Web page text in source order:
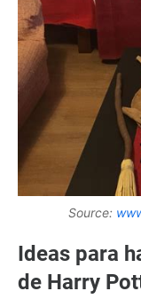
Source:
Ideas para
de Harry